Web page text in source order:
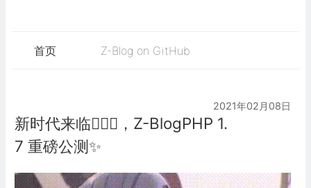
首页 Z-Blog on GitHub
2021年02月08日
新时代来临🏄‍♂️🐂，Z-BlogPHP 1.
7 重磅公测✨